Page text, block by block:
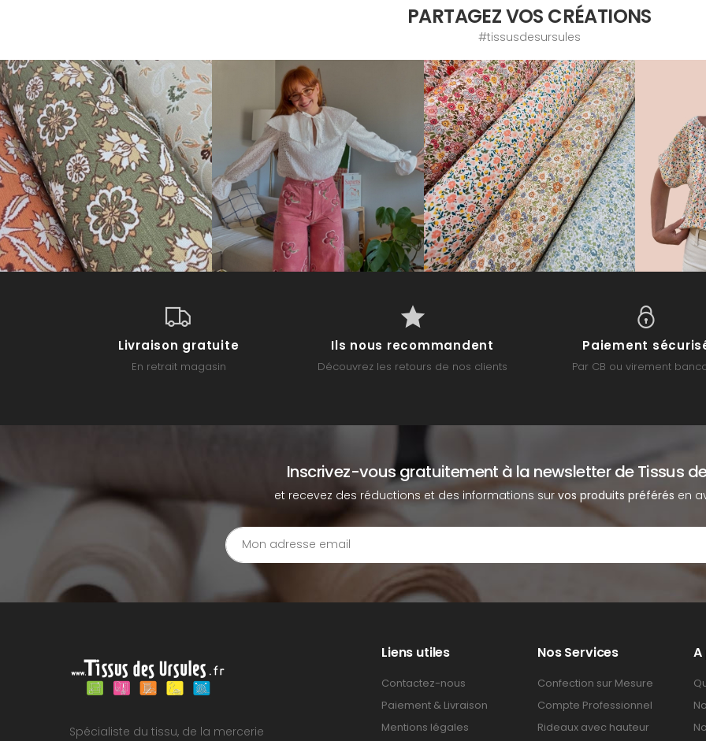
PARTAGEZ VOS CRÉATIONS
#tissusdesursules
Livraison gratuite
En retrait magasin
Ils nous recommandent
Découvrez les retours de nos clients
Paiement
Par CB ou virement
Inscrivez-vous gratuitement à la newsletter de Tissus
et recevez des réductions et des informations survos produits préférés en
Spécialiste du tissu, de la mercerie
Liens utiles
Contactez-nous
Paiement & Livraison
Mentions légales
Nos Services
Confection sur Mesure
Compte Professionnel
Rideaux avec hauteur